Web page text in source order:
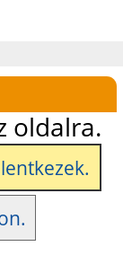
oldalra.